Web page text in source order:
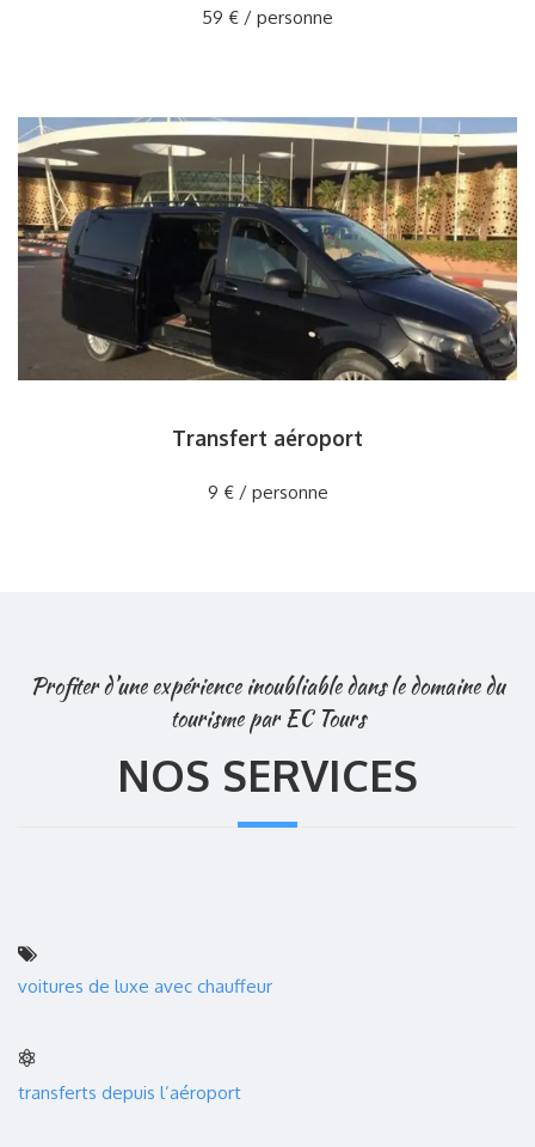
59 € / personne
Transfert aéroport
9 € / personne
Profiter d’une expérience inoubliable dans le domaine du
tourisme par EC Tours
NOS SERVICES
voitures de luxe avec chauffeur
transferts depuis l’aéroport